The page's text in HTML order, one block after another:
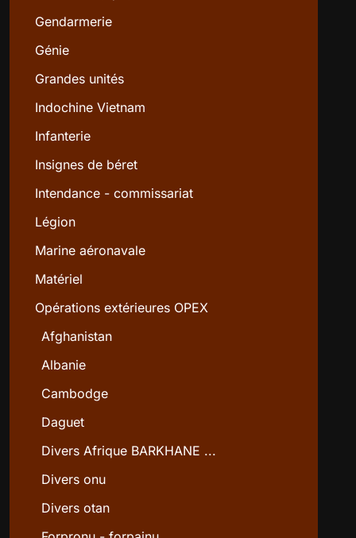
Gendarmerie
Génie
Grandes unités
Indochine Vietnam
Infanterie
Insignes de béret
Intendance - commissariat
Légion
Marine aéronavale
Matériel
Opérations extérieures OPEX
Afghanistan
Albanie
Cambodge
Daguet
Divers Afrique BARKHANE ...
Divers onu
Divers otan